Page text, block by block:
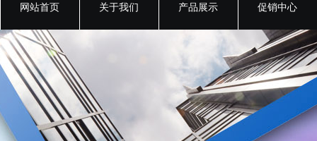
网站首页 关于我们 产品展示 促销中心